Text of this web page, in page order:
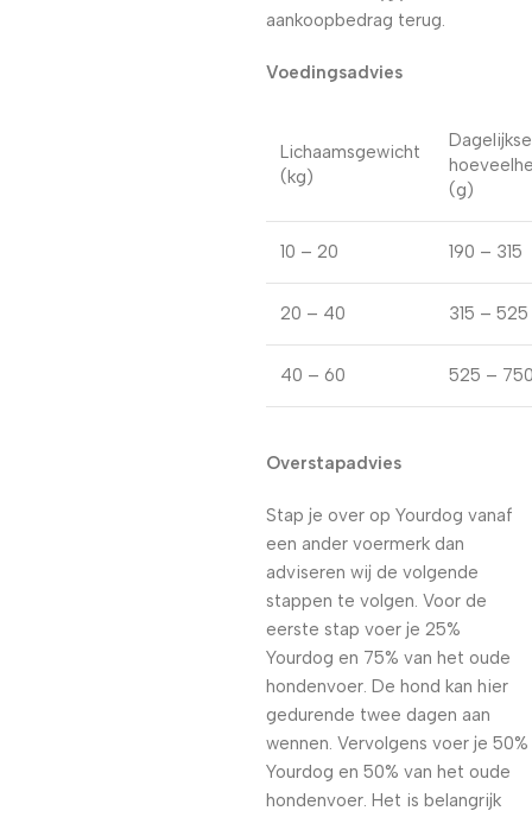
aankoopbedrag terug.
Voedingsadvies
Lichaamsgewicht
(kg)
Dagelijkse
(g)
10 – 20 190 – 315
20 – 40 315 – 525
40 – 60 525 –
Overstapadvies
Stap je over op Yourdog vanaf
een ander voermerk dan
adviseren wij de volgende
stappen te volgen. Voor de
eerste stap voer je 25%
Yourdog en 75% van het oude
hondenvoer. De hond kan hier
gedurende twee dagen aan
wennen. Vervolgens voer je 50%
Yourdog en 50% van het oude
hondenvoer. Het is belangrijk